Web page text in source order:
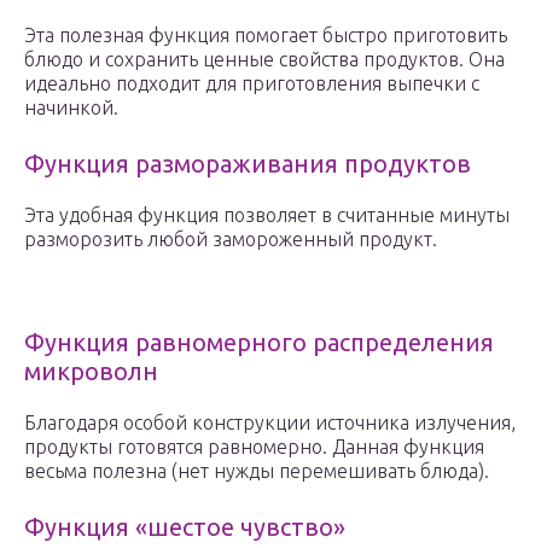
Эта полезная функция помогает быстро приготовить
блюдо и сохранить ценные свойства продуктов. Она
идеально подходит для приготовления выпечки с
начинкой.
Функция размораживания продуктов
Эта удобная функция позволяет в считанные минуты
разморозить любой замороженный продукт.
Функция равномерного распределения
микроволн
Благодаря особой конструкции источника излучения,
продукты готовятся равномерно. Данная функция
весьма полезна (нет нужды перемешивать блюда).
Функция «шестое чувство»